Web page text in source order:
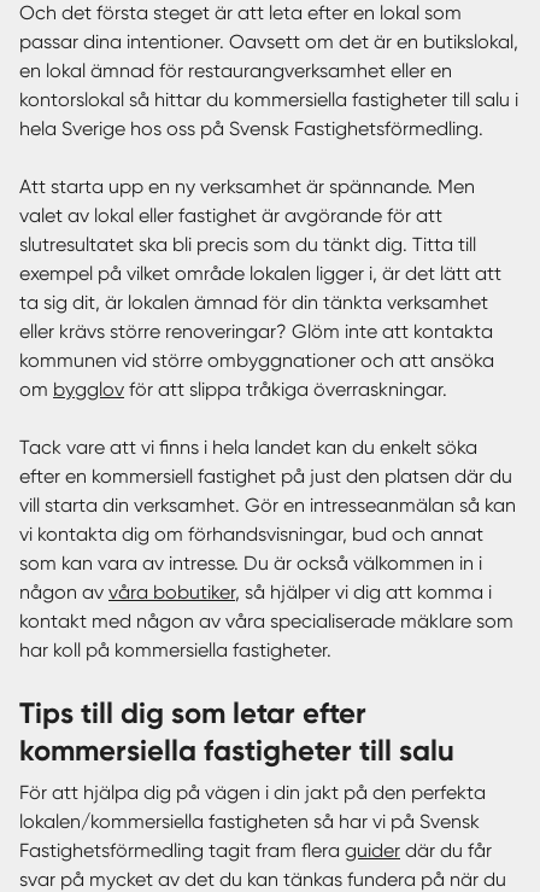
Och det första steget är att leta efter en lokal som
passar dina intentioner. Oavsett om det är en butikslokal,
en lokal ämnad för restaurangverksamhet eller en
kontorslokal så hittar du kommersiella fastigheter till salu i
hela Sverige hos oss på Svensk Fastighetsförmedling.
Att starta upp en ny verksamhet är spännande. Men
valet av lokal eller fastighet är avgörande för att
slutresultatet ska bli precis som du tänkt dig. Titta till
exempel på vilket område lokalen ligger i, är det lätt att
ta sig dit, är lokalen ämnad för din tänkta verksamhet
eller krävs större renoveringar? Glöm inte att kontakta
kommunen vid större ombyggnationer och att ansöka
om bygglov för att slippa tråkiga överraskningar.
Tack vare att vi finns i hela landet kan du enkelt söka
efter en kommersiell fastighet på just den platsen där du
vill starta din verksamhet. Gör en intresseanmälan så kan
vi kontakta dig om förhandsvisningar, bud och annat
som kan vara av intresse. Du är också välkommen in i
någon av våra bobutiker, så hjälper vi dig att komma i
kontakt med någon av våra specialiserade mäklare som
har koll på kommersiella fastigheter.
Tips till dig som letar efter
kommersiella fastigheter till salu
För att hjälpa dig på vägen i din jakt på den perfekta
lokalen/kommersiella fastigheten så har vi på Svensk
Fastighetsförmedling tagit fram flera guider där du får
svar på mycket av det du kan tänkas fundera på när du